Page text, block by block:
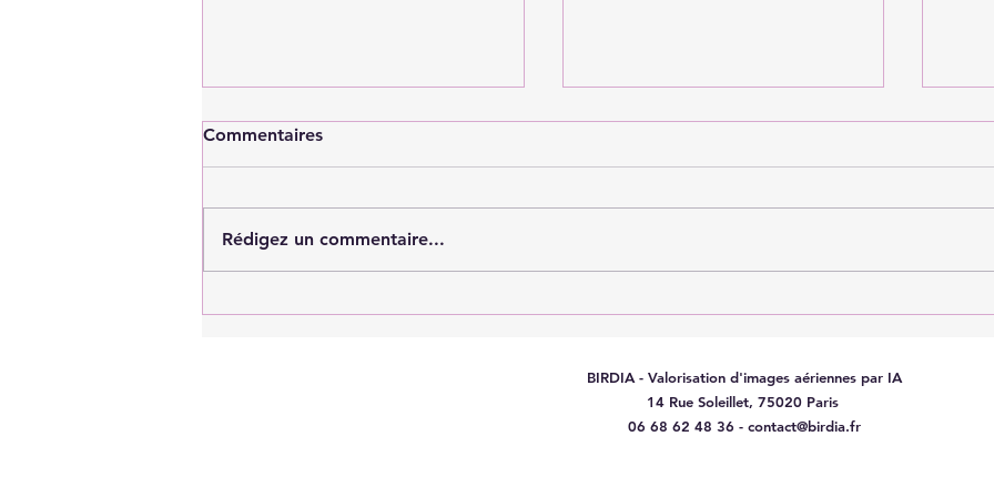
Commentaires
Rédigez un commentaire...
BIRDIA - Valorisation d'images aériennes par IA
14 Rue Soleillet, 75020 Paris
06 68 62 48 36 - contact@birdia.fr